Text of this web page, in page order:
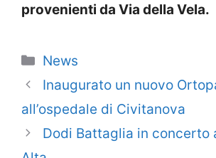
provenienti da Via della Vela.
Categorie
News
Inaugurato un nuovo
all’ospedale di Civitanova
Dodi Battaglia in concerto